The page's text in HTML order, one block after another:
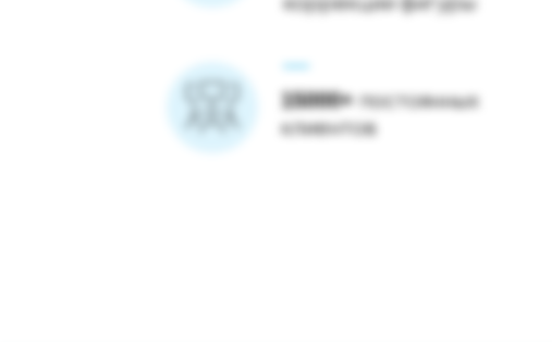
15000+ постоянных
клиентов